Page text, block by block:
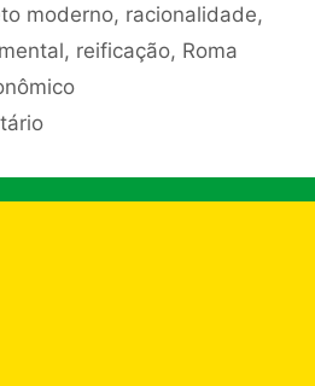
moderno, racionalidade,
, reificação, Roma